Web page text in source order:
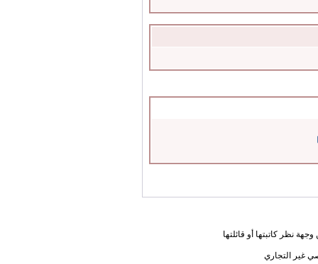
نظر كاتبتها أو قائلتها
غير التجاري